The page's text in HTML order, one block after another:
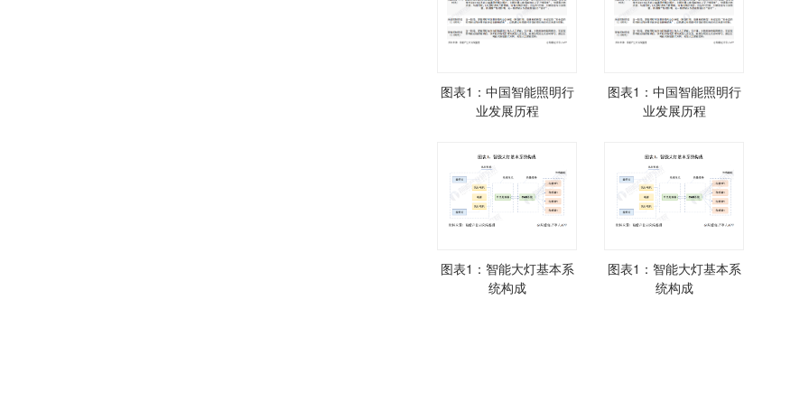
图表1：中国智能照明行
业发展历程
图表1：中国智能照明行
业发展历程
图表1：智能大灯基本系
统构成
图表1：智能大灯基本系
统构成